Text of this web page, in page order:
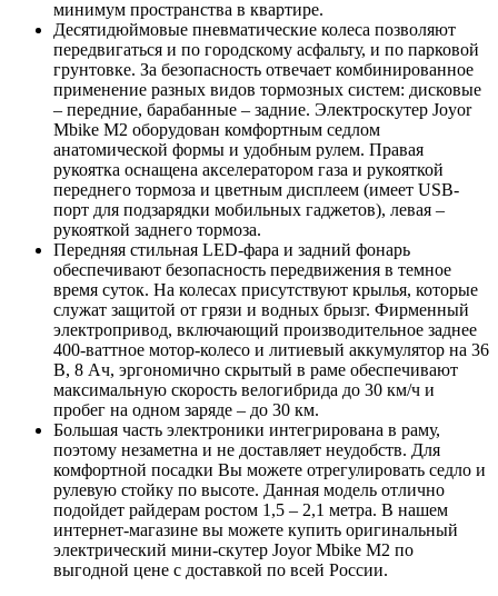
минимум пространства в квартире.
Десятидюймовые пневматические колеса позволяют
передвигаться и по городскому асфальту, и по парковой
грунтовке. За безопасность отвечает комбинированное
применение разных видов тормозных систем: дисковые
– передние, барабанные – задние. Электроскутер Joyor
Mbike M2 оборудован комфортным седлом
анатомической формы и удобным рулем. Правая
рукоятка оснащена акселератором газа и рукояткой
переднего тормоза и цветным дисплеем (имеет USB-
порт для подзарядки мобильных гаджетов), левая –
рукояткой заднего тормоза.
Передняя стильная LED-фара и задний фонарь
обеспечивают безопасность передвижения в темное
время суток. На колесах присутствуют крылья, которые
служат защитой от грязи и водных брызг. Фирменный
электропривод, включающий производительное заднее
400-ваттное мотор-колесо и литиевый аккумулятор на 36
В, 8 Ач, эргономично скрытый в раме обеспечивают
максимальную скорость велогибрида до 30 км/ч и
пробег на одном заряде – до 30 км.
Большая часть электроники интегрирована в раму,
поэтому незаметна и не доставляет неудобств. Для
комфортной посадки Вы можете отрегулировать седло и
рулевую стойку по высоте. Данная модель отлично
подойдет райдерам ростом 1,5 – 2,1 метра. В нашем
интернет-магазине вы можете купить оригинальный
электрический мини-скутер Joyor Mbike M2 по
выгодной цене с доставкой по всей России.